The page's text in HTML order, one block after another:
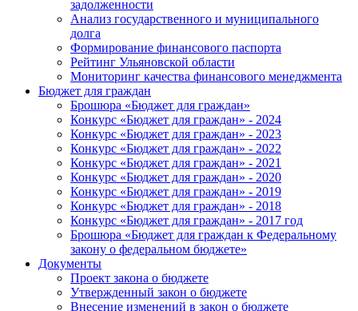
задолженности
Анализ государственного и муниципального
долга
Формирование финансового паспорта
Рейтинг Ульяновской области
Мониторинг качества финансового менеджмента
Бюджет для граждан
Брошюра «Бюджет для граждан»
Конкурс «Бюджет для граждан» - 2024
Конкурс «Бюджет для граждан» - 2023
Конкурс «Бюджет для граждан» - 2022
Конкурс «Бюджет для граждан» - 2021
Конкурс «Бюджет для граждан» - 2020
Конкурс «Бюджет для граждан» - 2019
Конкурс «Бюджет для граждан» - 2018
Конкурс «Бюджет для граждан» - 2017 год
Брошюра «Бюджет для граждан к Федеральному
закону о федеральном бюджете»
Документы
Проект закона о бюджете
Утвержденный закон о бюджете
Внесение изменений в закон о бюджете